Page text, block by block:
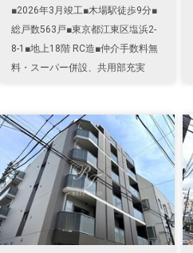
■2026年3月竣工■木場駅徒歩9分■
総戸数563戸■東京都江東区塩浜2-
8-1■地上18階 RC造■仲介手数料無
料・スーパー併設、共用部充実